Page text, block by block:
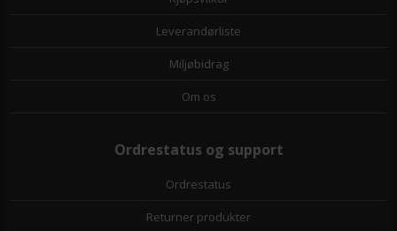
Leverandørliste
Miljøbidrag
Om os
Ordrestatus og support
Ordrestatus
Returner produkter